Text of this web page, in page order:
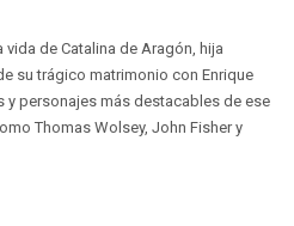
de Catalina de Aragón, hija
su trágico matrimonio con Enrique
y personajes más destacables de ese
Thomas Wolsey, John Fisher y